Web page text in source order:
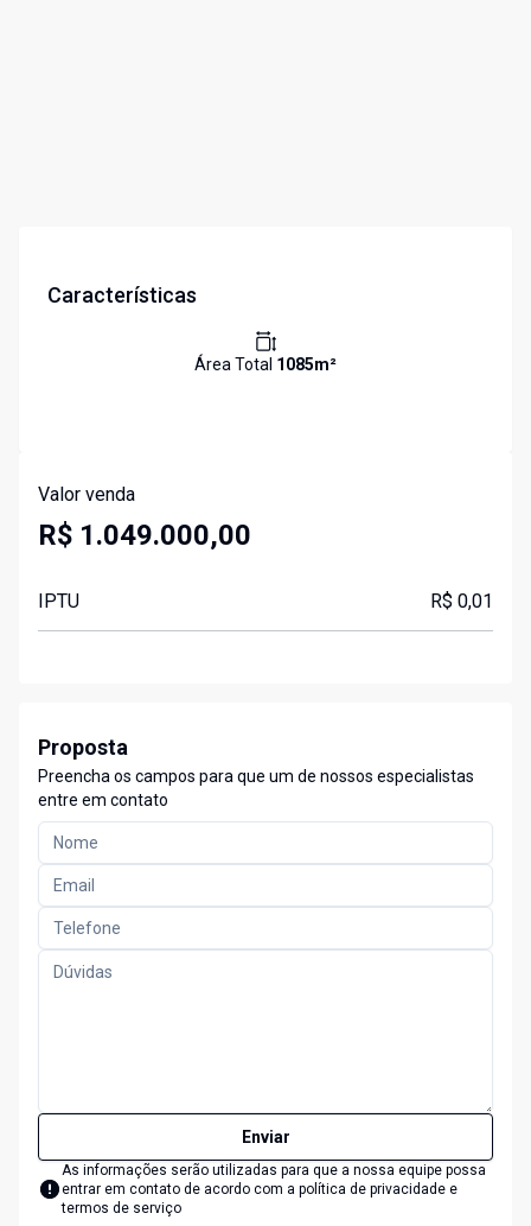
Características
Área Total 1085m²
Valor venda
R$ 1.049.000,00
IPTU R$ 0,01
Proposta
Preencha os campos para que um de nossos especialistas
entre em contato
Enviar
As informações serão utilizadas para que a nossa equipe possa
entrar em contato de acordo com a política de privacidade e
termos de serviço